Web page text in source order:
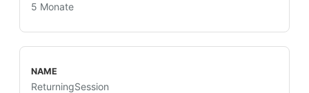
5 Monate
ReturningSession